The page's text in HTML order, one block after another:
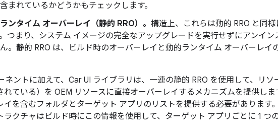
まれているかどうかもチェックします。
ンタイム オーバーレイ（静的 RRO）。 構造上、これらは動的 RRO と同
つまり、システム イメージの完全なアップグレードを実行せずにアンイ
。静的 RRO は、ビルド時のオーバーレイと動的ランタイム オーバーレイ
ネントに加えて、Car UI ライブラリは、一連の静的 RRO を使用して、リソ
れている）を OEM リソースに直接オーバーレイするメカニズムを提供しま
イを含むフォルダとターゲット アプリのリストを提供する必要があります
ラクチャはビルド時にこの情報を使用して、ターゲット アプリごとに 1 つ